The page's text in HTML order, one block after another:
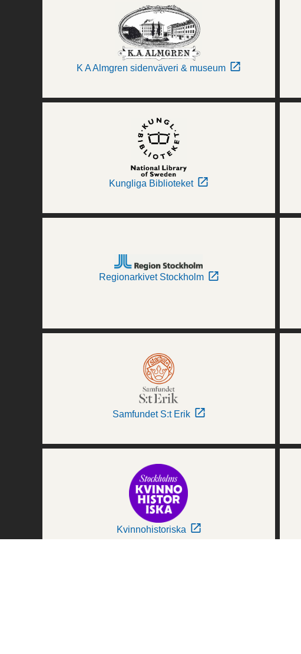
K A Almgren sidenväveri & museum
Kungliga Biblioteket
Regionarkivet Stockholm
Samfundet S:t Erik
Kvinnohistoriska